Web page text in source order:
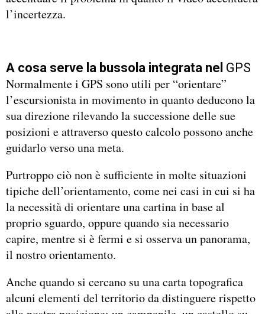
l’incertezza.
A cosa serve la bussola integrata nel GPS
Normalmente i GPS sono utili per “orientare”
l’escursionista in movimento in quanto deducono la
sua direzione rilevando la successione delle sue
posizioni e attraverso questo calcolo possono anche
guidarlo verso una meta.
Purtroppo ciò non è sufficiente in molte situazioni
tipiche dell’orientamento, come nei casi in cui si ha
la necessità di orientare una cartina in base al
proprio sguardo, oppure quando sia necessario
capire, mentre si è fermi e si osserva un panorama,
il nostro orientamento.
Anche quando si cercano su una carta topografica
alcuni elementi del territorio da distinguere rispetto